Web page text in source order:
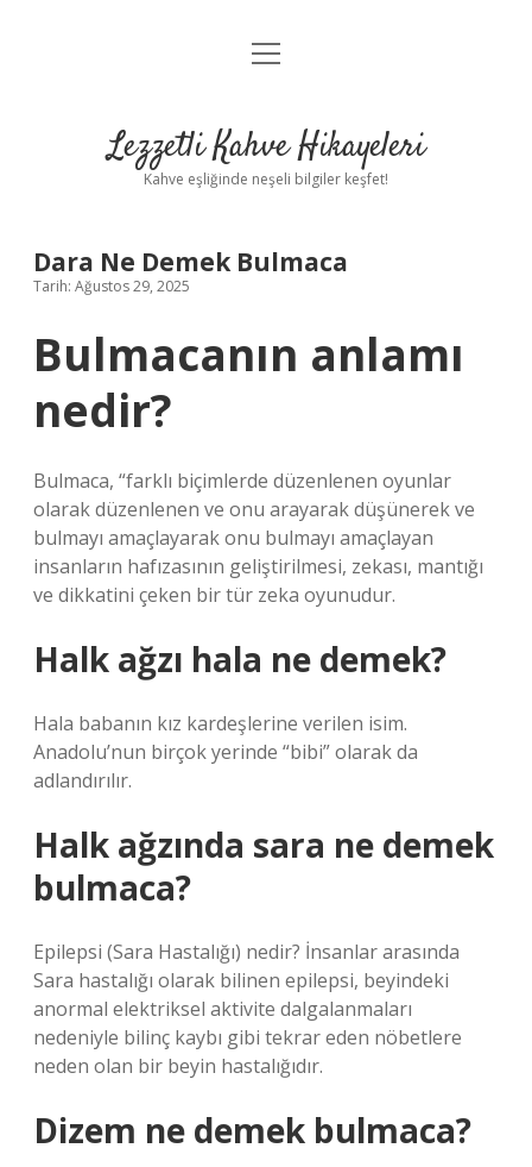
Anasayfa
Yasal Uyarı
menüyü
Lezzetli Kahve Hikayeleri
Kahve eşliğinde neşeli bilgiler keşfet!
Dara Ne Demek Bulmaca
Tarih: Ağustos 29, 2025
Bulmacanın anlamı
nedir?
Bulmaca, “farklı biçimlerde düzenlenen oyunlar
olarak düzenlenen ve onu arayarak düşünerek ve
bulmayı amaçlayarak onu bulmayı amaçlayan
insanların hafızasının geliştirilmesi, zekası, mantığı
ve dikkatini çeken bir tür zeka oyunudur.
Halk ağzı hala ne demek?
Hala babanın kız kardeşlerine verilen isim.
Anadolu’nun birçok yerinde “bibi” olarak da
adlandırılır.
Halk ağzında sara ne demek
bulmaca?
Epilepsi (Sara Hastalığı) nedir? İnsanlar arasında
Sara hastalığı olarak bilinen epilepsi, beyindeki
anormal elektriksel aktivite dalgalanmaları
nedeniyle bilinç kaybı gibi tekrar eden nöbetlere
neden olan bir beyin hastalığıdır.
Dizem ne demek bulmaca?